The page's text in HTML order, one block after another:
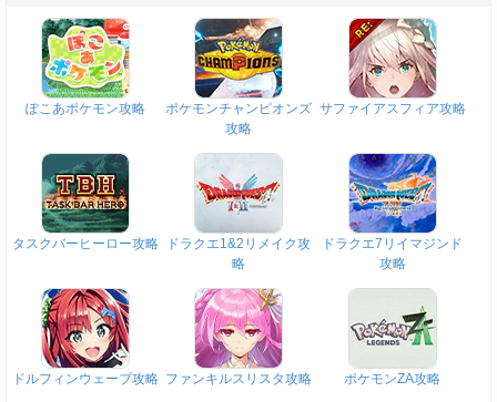
ぽこあポケモン攻略
ポケモンチャンピオンズ
攻略
サファイアスフィア攻略
タスクバーヒーロー攻略
ドラクエ1&2リメイク攻
略
ドラクエ7リイマジンド
攻略
ドルフィンウェーブ攻略 ファンキルスリスタ攻略 ポケモンZA攻略